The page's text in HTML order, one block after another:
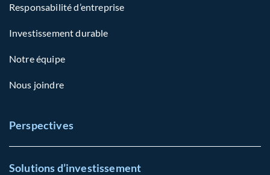
Responsabilité d’entreprise
Investissement durable
Notre équipe
Nous joindre
Perspectives
Solutions d’investissement